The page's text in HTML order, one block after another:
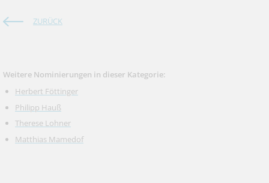
ZURÜCK
Weitere Nominierungen in dieser Kategorie:
Herbert Föttinger
Philipp Hauß
Therese Lohner
Matthias Mamedof